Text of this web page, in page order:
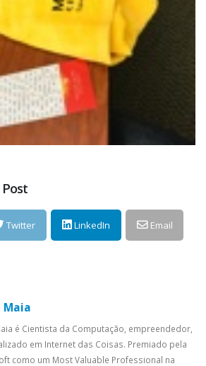
Twitter LinkedIn Email
Maia
é Cientista da Computação, empreendedor,
em Internet das Coisas. Premiado pela
como um Most Valuable Professional na